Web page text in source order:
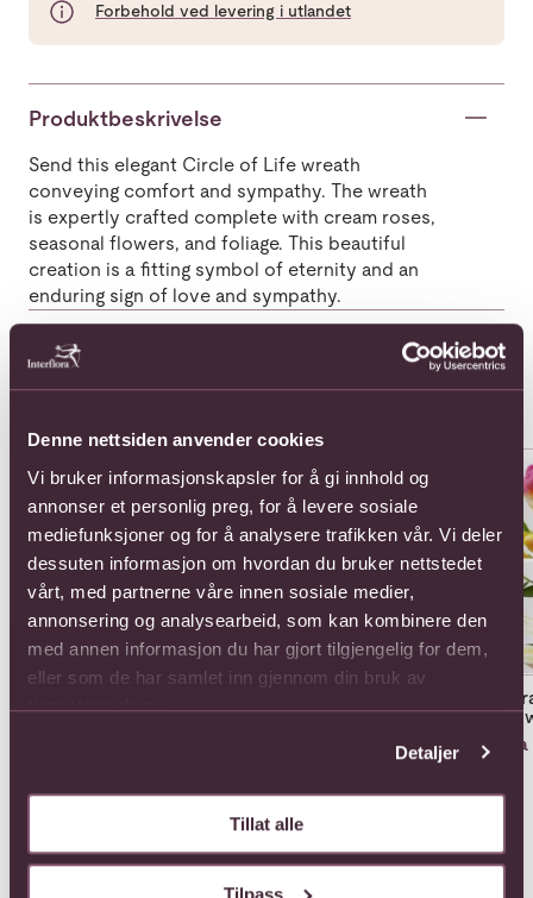
Denne nettsiden anvender cookies
Vi bruker informasjonskapsler for å gi innhold og
annonser et personlig preg, for å levere sosiale
mediefunksjoner og for å analysere trafikken vår. Vi deler
dessuten informasjon om hvordan du bruker nettstedet
vårt, med partnerne våre innen sosiale medier,
annonsering og analysearbeid, som kan kombinere den
med annen informasjon du har gjort tilgjengelig for dem,
eller som de har samlet inn gjennom din bruk av
tjenestene deres.
Detaljer
Tillat alle
Tilpass
Forbehold ved levering i utlandet
Produktbeskrivelse
Send this elegant Circle of Life wreath
conveying comfort and sympathy. The wreath
is expertly crafted complete with cream roses,
seasonal flowers, and foliage. This beautiful
creation is a fitting symbol of eternity and an
enduring sign of love and sympathy.
Se mer om 12 roses medium
stemmed